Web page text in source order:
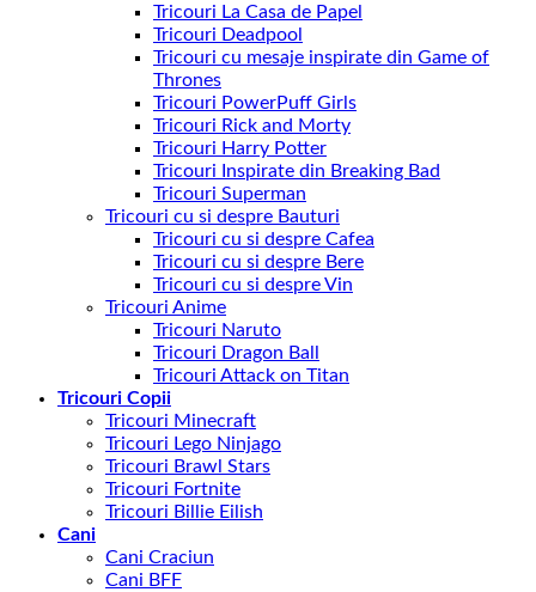
Tricouri La Casa de Papel
Tricouri Deadpool
Tricouri cu mesaje inspirate din Game of
Thrones
Tricouri PowerPuff Girls
Tricouri Rick and Morty
Tricouri Harry Potter
Tricouri Inspirate din Breaking Bad
Tricouri Superman
Tricouri cu si despre Bauturi
Tricouri cu si despre Cafea
Tricouri cu si despre Bere
Tricouri cu si despre Vin
Tricouri Anime
Tricouri Naruto
Tricouri Dragon Ball
Tricouri Attack on Titan
Tricouri Copii
Tricouri Minecraft
Tricouri Lego Ninjago
Tricouri Brawl Stars
Tricouri Fortnite
Tricouri Billie Eilish
Cani
Cani Craciun
Cani BFF